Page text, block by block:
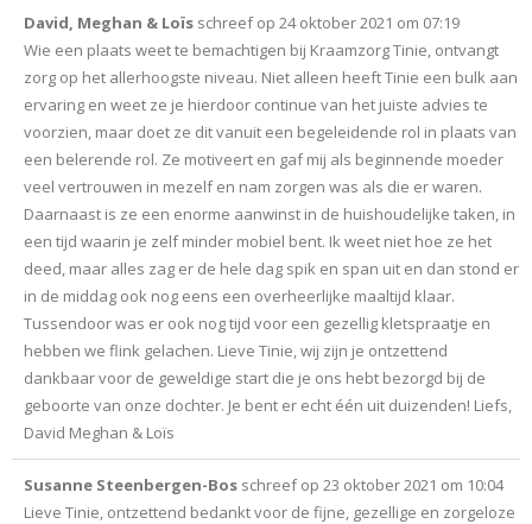
David, Meghan & Loïs schreef op 24 oktober 2021 om 07:19
Wie een plaats weet te bemachtigen bij Kraamzorg Tinie, ontvangt
zorg op het allerhoogste niveau. Niet alleen heeft Tinie een bulk aan
ervaring en weet ze je hierdoor continue van het juiste advies te
voorzien, maar doet ze dit vanuit een begeleidende rol in plaats van
een belerende rol. Ze motiveert en gaf mij als beginnende moeder
veel vertrouwen in mezelf en nam zorgen was als die er waren.
Daarnaast is ze een enorme aanwinst in de huishoudelijke taken, in
een tijd waarin je zelf minder mobiel bent. Ik weet niet hoe ze het
deed, maar alles zag er de hele dag spik en span uit en dan stond er
in de middag ook nog eens een overheerlijke maaltijd klaar.
Tussendoor was er ook nog tijd voor een gezellig kletspraatje en
hebben we flink gelachen. Lieve Tinie, wij zijn je ontzettend
dankbaar voor de geweldige start die je ons hebt bezorgd bij de
geboorte van onze dochter. Je bent er echt één uit duizenden! Liefs,
David Meghan & Loïs
Susanne Steenbergen-Bos schreef op 23 oktober 2021 om 10:04
Lieve Tinie, ontzettend bedankt voor de fijne, gezellige en zorgeloze